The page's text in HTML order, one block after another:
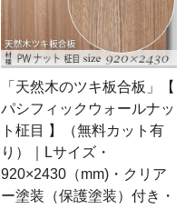
「天然木のツキ板合板」【
パシフィックウォールナッ
ト柾目 】（無料カット有
り）｜Lサイズ・
920×2430（mm)・クリア
ー塗装（保護塗装）付き・